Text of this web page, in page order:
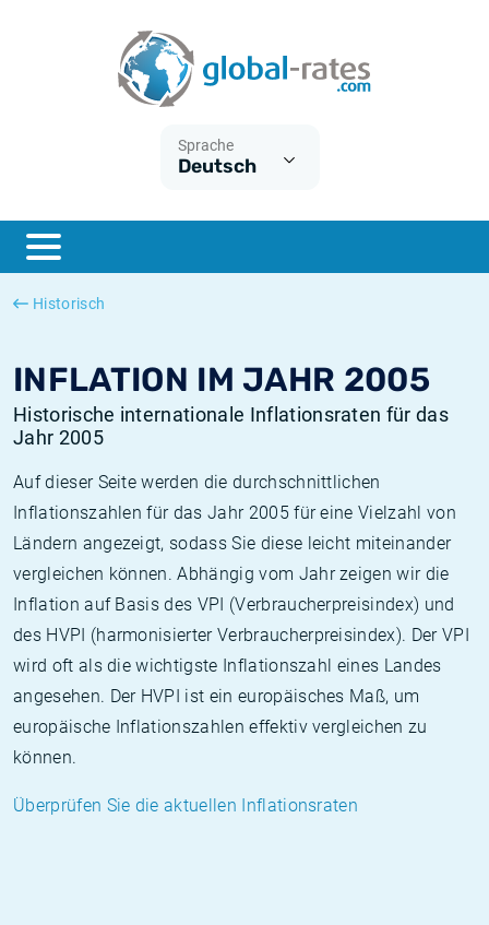
Sprache
Deutsch
Historisch
INFLATION IM JAHR 2005
Historische internationale Inflationsraten für das
Jahr 2005
Auf dieser Seite werden die durchschnittlichen
Inflationszahlen für das Jahr 2005 für eine Vielzahl von
Ländern angezeigt, sodass Sie diese leicht miteinander
vergleichen können. Abhängig vom Jahr zeigen wir die
Inflation auf Basis des VPI (Verbraucherpreisindex) und
des HVPI (harmonisierter Verbraucherpreisindex). Der VPI
wird oft als die wichtigste Inflationszahl eines Landes
angesehen. Der HVPI ist ein europäisches Maß, um
europäische Inflationszahlen effektiv vergleichen zu
können.
Überprüfen Sie die aktuellen Inflationsraten
ESTER
SONIA
Was ist die VPI-Inflation?
Was ist die HVPI-Inflation?
Deutsche inflation
Europäische inflation
Historische Euribor-Sätze
Historische ESTER-Sätze
Historische SOFR-Sätze
Historische SONIA-Sätze
Inflationsrechner